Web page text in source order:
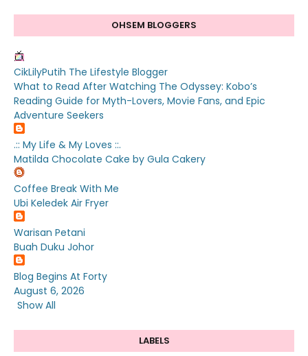
OHSEM BLOGGERS
CikLilyPutih The Lifestyle Blogger
What to Read After Watching The Odyssey: Kobo’s
Reading Guide for Myth-Lovers, Movie Fans, and Epic
Adventure Seekers
.:: My Life & My Loves ::.
Matilda Chocolate Cake by Gula Cakery
Coffee Break With Me
Ubi Keledek Air Fryer
Warisan Petani
Buah Duku Johor
Blog Begins At Forty
August 6, 2026
Show All
LABELS